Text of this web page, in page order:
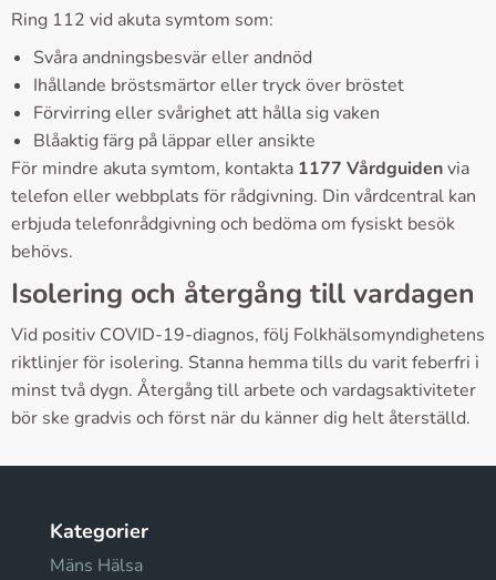
Ring 112 vid akuta symtom som:
Svåra andningsbesvär eller andnöd
Ihållande bröstsmärtor eller tryck över bröstet
Förvirring eller svårighet att hålla sig vaken
Blåaktig färg på läppar eller ansikte
För mindre akuta symtom, kontakta 1177 Vårdguidenvia
telefon eller webbplats för rådgivning. Din vårdcentral kan
erbjuda telefonrådgivning och bedöma om fysiskt besök
behövs.
Isolering och återgång till vardagen
Vid positiv COVID-19-diagnos, följ Folkhälsomyndighetens
riktlinjer för isolering. Stanna hemma tills du varit feberfri i
minst två dygn. Återgång till arbete och vardagsaktiviteter
bör ske gradvis och först när du känner dig helt återställd.
Kategorier
Mäns Hälsa